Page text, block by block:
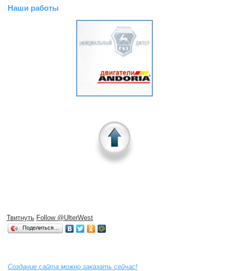
Твитнуть Follow @UlterWest
Поделиться…
Наши работы
Создание сайта можно заказать сейчас!